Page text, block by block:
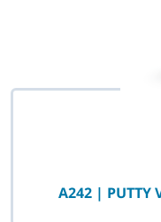
A242 | PUTTY